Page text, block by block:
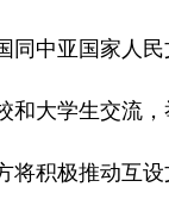
同中亚国家人
和大学生交流
将积极推动互设